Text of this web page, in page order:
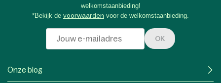
welkomstaanbieding!
*Bekijk de voorwaarden voor de welkomstaanbieding.
OK
Onze blog